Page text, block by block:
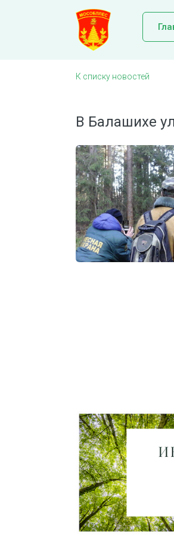
К списку новостей
В Балашихе